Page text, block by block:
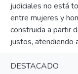
judiciales no está
entre mujeres y
construida a partir
justos, atendiendo
DESTACADO